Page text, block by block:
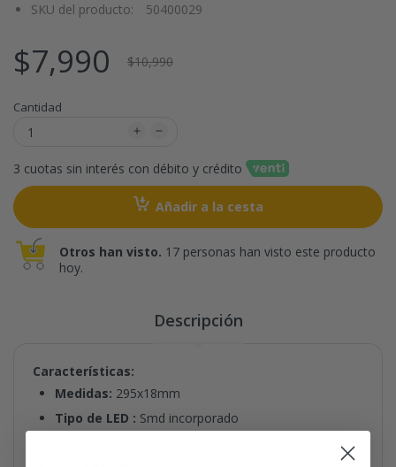
SKU del producto: 50400029
$7,990 $10,990
Cantidad
3 cuotas sin interés con débito y crédito
Añadir a la cesta
Otros han visto. 17 personas han visto este producto
hoy.
Descripción
Características:
Medidas: 295x18mm
Tipo de LED : Smd incorporado